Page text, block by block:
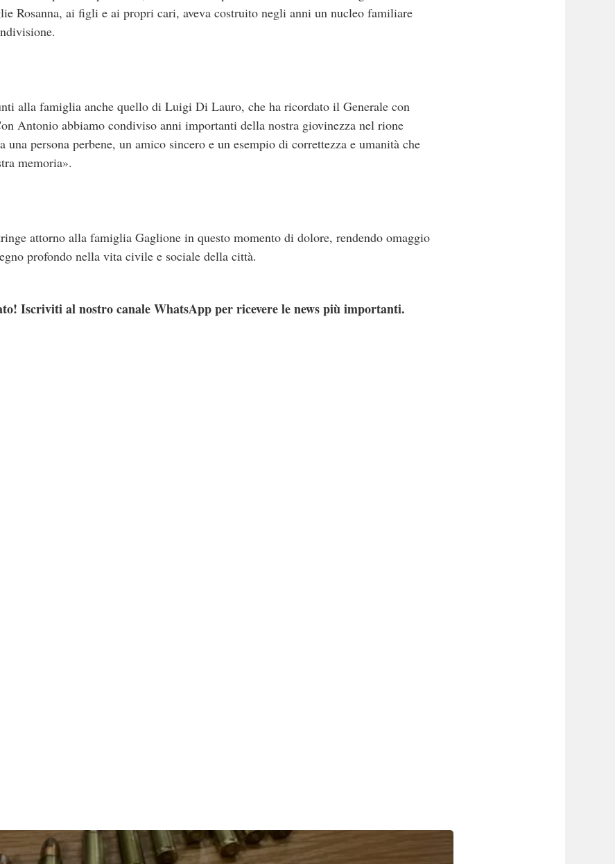
Rosanna, ai figli e ai propri cari, aveva costruito negli anni un nucleo familiare
alla famiglia anche quello di Luigi Di Lauro, che ha ricordato il Generale con
Antonio abbiamo condiviso anni importanti della nostra giovinezza nel rione
persona perbene, un amico sincero e un esempio di correttezza e umanità che
memoria».
attorno alla famiglia Gaglione in questo momento di dolore, rendendo omaggio
profondo nella vita civile e sociale della città.
Iscriviti al nostro canale WhatsApp per ricevere le news più importanti.